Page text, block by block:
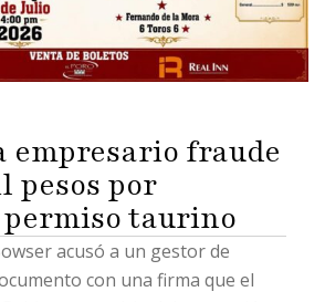
empresario fraude
pesos por
permiso taurino
acusó a un gestor de
con una firma que el